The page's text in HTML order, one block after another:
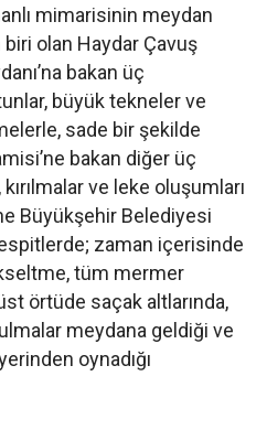
mimarisinin meydan
olan Haydar Çavuş
bakan üç
büyük tekneler ve
sade bir şekilde
bakan diğer üç
ve leke oluşumları
Büyükşehir Belediyesi
zaman içerisinde
tüm mermer
örtüde saçak altlarında,
meydana geldiği ve
oynadığı